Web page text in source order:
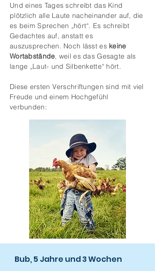
Und eines Tages schreibt das Kind
plötzlich alle Laute nacheinander auf, die
es beim Sprechen „hört“. Es schreibt
Gedachtes auf, anstatt es
auszusprechen. Noch lässt es keine
Wortabstände, weil es das Gesagte als
lange „Laut- und Silbenkette“ hört.
Diese ersten Verschriftungen sind mit viel
Freude und einem Hochgefühl
verbunden:
Bub, 5 Jahre und 3 Wochen